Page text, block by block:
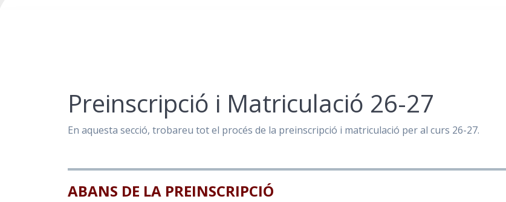
Preinscripció i Matriculació 26-27
En aquesta secció, trobareu tot el procés de la preinscripció i matriculació per al curs 26-27.
ABANS DE LA PREINSCRIPCIÓ